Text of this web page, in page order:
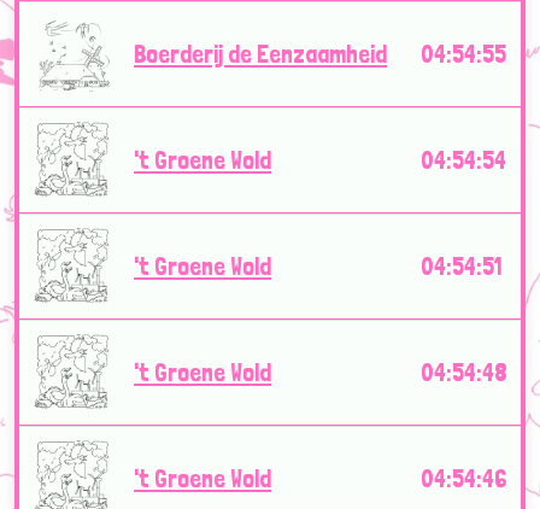
Boerderij de Eenzaamheid 04:54:55
't Groene Wold 04:54:54
't Groene Wold 04:54:51
't Groene Wold 04:54:48
't Groene Wold 04:54:46